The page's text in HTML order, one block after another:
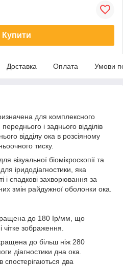
Купити
Доставка Оплата Умови
для комплексного
і заднього відділів
відділу ока в розсіяному
тиску.
візуальної біомікроскопії та
іридодіагностики, яка
і спадкові захворювання за
змін райдужної оболонки ока.
до 180 Ip/мм, що
зображення.
до більш ніж 280
діагностики дна ока.
спостерігаються два